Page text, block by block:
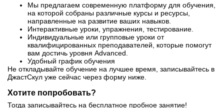
Мы предлагаем современную платформу для обучения,
на которой собраны различные курсы и ресурсы,
направленные на развитие ваших навыков.
Интерактивные уроки, упражнения, тестирование.
Индивидуальные или групповые уроки от
квалифицированных преподавателей, которые помогут
вам достичь уровня Advanced.
Удобный график обучения
Не откладывайте обучение на лучшее время, записывайтесь в
ДжастСкул уже сейчас через форму ниже.
Хотите попробовать?
Тогда записывайтесь на бесплатное пробное занятие!